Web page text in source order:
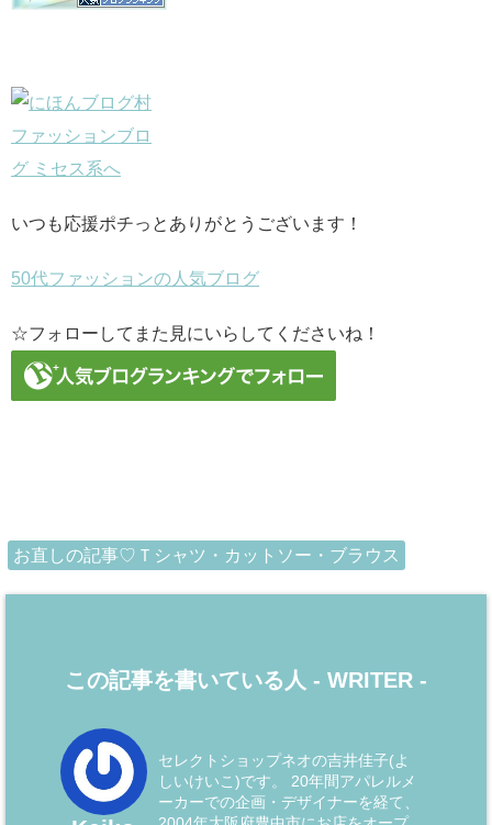
いつも応援ポチっとありがとうございます！
50代ファッションの人気ブログ
☆フォローしてまた見にいらしてくださいね！
お直しの記事♡Ｔシャツ・カットソー・ブラウス
この記事を書いている人 - WRITER -
セレクトショップネオの吉井佳子(よ
しいけいこ)です。 20年間アパレルメ
ーカーでの企画・デザイナーを経て、